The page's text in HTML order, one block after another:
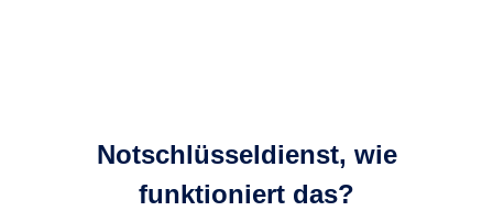
Notschlüsseldienst, wie
funktioniert das?